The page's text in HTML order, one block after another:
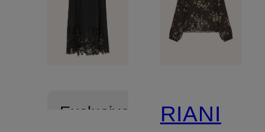
Exclusive
RIANI